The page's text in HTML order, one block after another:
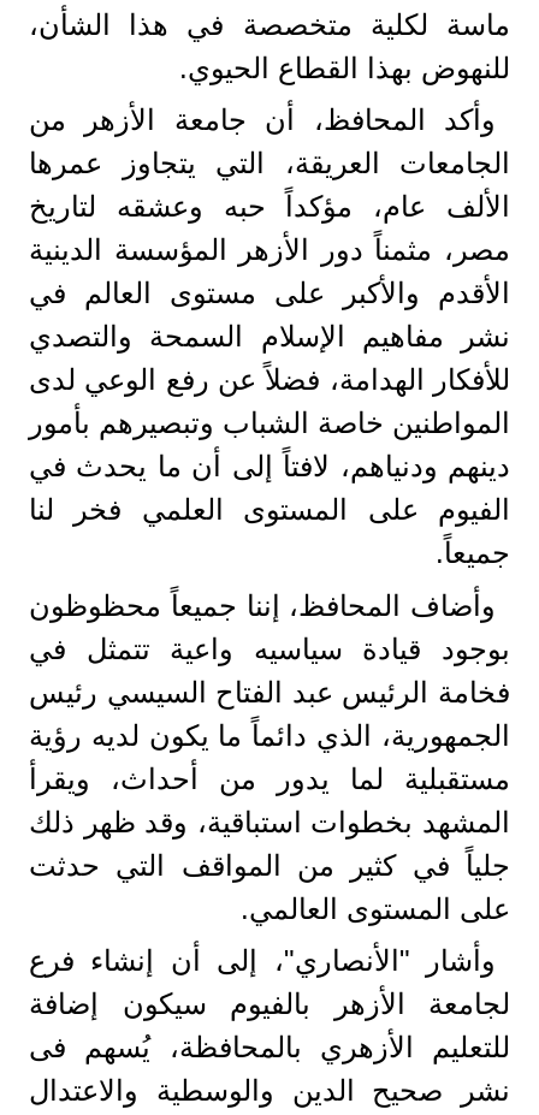
ماسة لكلية متخصصة في هذا الشأن،
للنهوض بهذا القطاع الحيوي.
وأكد المحافظ، أن جامعة الأزهر من
الجامعات العريقة، التي يتجاوز عمرها
الألف عام، مؤكداً حبه وعشقه لتاريخ
مصر، مثمناً دور الأزهر المؤسسة الدينية
الأقدم والأكبر على مستوى العالم في
نشر مفاهيم الإسلام السمحة والتصدي
للأفكار الهدامة، فضلاً عن رفع الوعي لدى
المواطنين خاصة الشباب وتبصيرهم بأمور
دينهم ودنياهم، لافتاً إلى أن ما يحدث في
الفيوم على المستوى العلمي فخر لنا
جميعاً.
وأضاف المحافظ، إننا جميعاً محظوظون
بوجود قيادة سياسيه واعية تتمثل في
فخامة الرئيس عبد الفتاح السيسي رئيس
الجمهورية، الذي دائماً ما يكون لديه رؤية
مستقبلية لما يدور من أحداث، ويقرأ
المشهد بخطوات استباقية، وقد ظهر ذلك
جلياً في كثير من المواقف التي حدثت
على المستوى العالمي.
وأشار "الأنصاري"، إلى أن إنشاء فرع
لجامعة الأزهر بالفيوم سيكون إضافة
للتعليم الأزهري بالمحافظة، يُسهم فى
نشر صحيح الدين والوسطية والاعتدال